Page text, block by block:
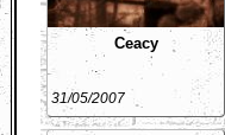
Ceacy
31/05/2007